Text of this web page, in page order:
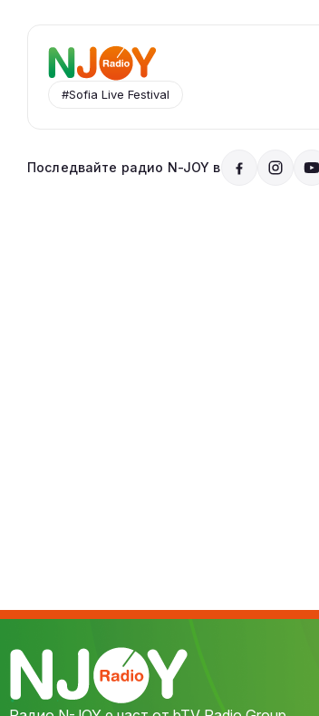
#Sofia Live Festival
Последвайте радио N-JOY в